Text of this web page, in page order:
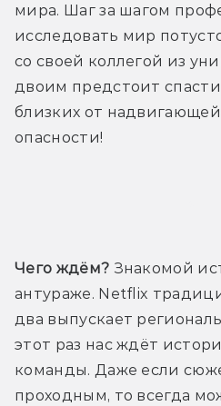
мира. Шаг за шагом
исследовать мир
со своей коллегой из
двоим предстоит
близких от
опасности!
Чего ждём? Знакомой
антураже. Netflix
два выпускает
этот раз нас ждёт
команды. Даже если
проходным, то всегда